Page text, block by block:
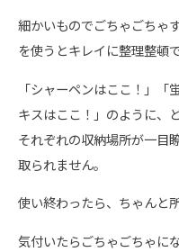
細かいものでごちゃごちゃ
を使うとキレイに整理整頓
「シャーペンはここ！」
キスはここ！」のように、
それぞれの収納場所が一目
取られません。
使い終わったら、ちゃんと
気付いたらごちゃごちゃに